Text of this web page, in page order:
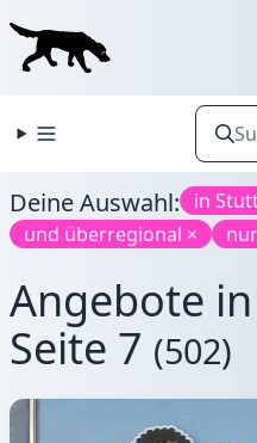
Deine Auswahl:
in
und überregional ×
Angebote
Seite 7 (502)